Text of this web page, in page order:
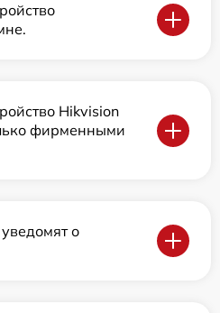
Hikvision
фирменными
о